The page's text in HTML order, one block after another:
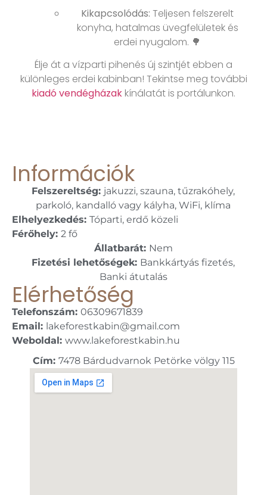
Kikapcsolódás: Teljesen felszerelt
konyha, hatalmas üvegfelületek és
erdei nyugalom. 🌳
Élje át a vízparti pihenés új szintjét ebben a
különleges erdei kabinban! Tekintse meg további
kiadó vendégházak kínálatát is portálunkon.
Információk
Felszereltség: jakuzzi, szauna, tűzrakóhely,
parkoló, kandalló vagy kályha, WiFi, klíma
Elhelyezkedés: Tóparti, erdő közeli
Férőhely: 2 fő
Állatbarát: Nem
Fizetési lehetőségek: Bankkártyás fizetés,
Banki átutalás
Elérhetőség
Telefonszám: 06309671839
Email: lakeforestkabin@gmail.com
Weboldal: www.lakeforestkabin.hu
Cím: 7478 Bárdudvarnok Petörke völgy 115